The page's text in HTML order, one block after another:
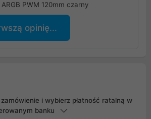
PWM 120mm czarny
opinię...
zamówienie i wybierz płatność ratalną w
banku